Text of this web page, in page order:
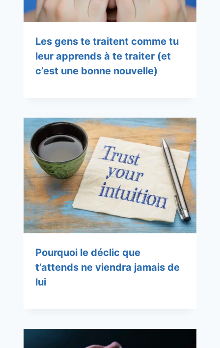
Les gens te traitent comme tu
leur apprends à te traiter (et
c’est une bonne nouvelle)
Pourquoi le déclic que
t’attends ne viendra jamais de
lui